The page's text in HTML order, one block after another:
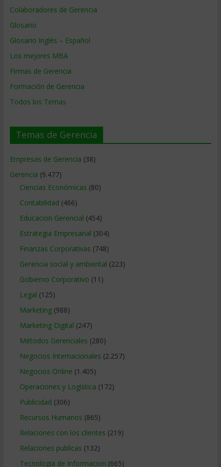
Colaboradores de Gerencia
Glosario
Glosario Inglés – Español
Los mejores MBA
Firmas de Gerencia
Formación de Gerencia
Todos los Temas
Temas de Gerencia
Empresas de Gerencia (38)
Gerencia (9.477)
Ciencias Económicas (80)
Contabilidad (466)
Educacion Gerencial (454)
Estrategia Empresarial (304)
Finanzas Corporativas (748)
Gerencia social y ambiental (223)
Gobierno Corporativo (11)
Legal (125)
Marketing(988)
Marketing Digital (247)
Métodos Gerenciales (280)
Negocios Internacionales (2.257)
Negocios Online (1.405)
Operaciones y Logística (172)
Publicidad (306)
Recursos Humanos (865)
Relaciones con los clientes (219)
Relaciones publicas (132)
Tecnologia de Informacion (665)